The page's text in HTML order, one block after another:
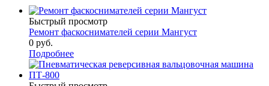
Быстрый просмотр
Ремонт фаскоснимателей серии Мангуст
0 руб.
Подробнее